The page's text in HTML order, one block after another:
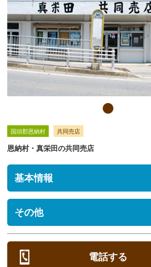
国頭郡恩納村 共同売店
恩納村・真栄田の共同売店
基本情報
沖縄県国頭郡恩納村真栄田688
駐車場
[あり] 無料
その他
電話する